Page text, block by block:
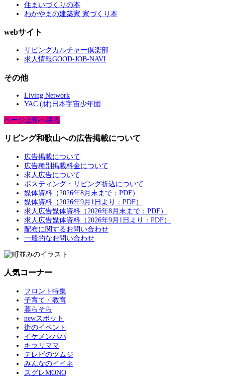
住まいづくりの本
わかやまの建築家 家づくり本
webサイト
リビングカルチャー倶楽部
求人情報GOOD-JOB-NAVI
その他
Living Network
YAC (財)日本宇宙少年団
ページ上部へ戻る
リビング和歌山への広告掲載について
広告掲載について
広告種別掲載料金について
求人広告について
ポスティング・リビング折込について
媒体資料（2026年8月末まで：PDF）
媒体資料（2026年9月1日より：PDF）
求人広告媒体資料（2026年8月末まで：PDF）
求人広告媒体資料（2026年9月1日より：PDF）
配布に関するお問い合わせ
一般的なお問い合わせ
人気コーナー
フロント特集
子育て・教育
暮らそら
newスポット
街のイベント
イケメンパパ
キラリママ
テレビのツムジ
みんなのイイネ
スグレMONO